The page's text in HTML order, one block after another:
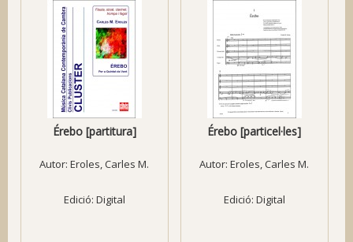
Érebo [partitura]
Autor:Eroles, Carles M.
Edició: Digital
Érebo [particel·les]
Autor:Eroles, Carles M.
Edició: Digital